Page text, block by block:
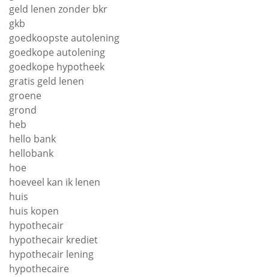
geld lenen zonder bkr
gkb
goedkoopste autolening
goedkope autolening
goedkope hypotheek
gratis geld lenen
groene
grond
heb
hello bank
hellobank
hoe
hoeveel kan ik lenen
huis
huis kopen
hypothecair
hypothecair krediet
hypothecair lening
hypothecaire